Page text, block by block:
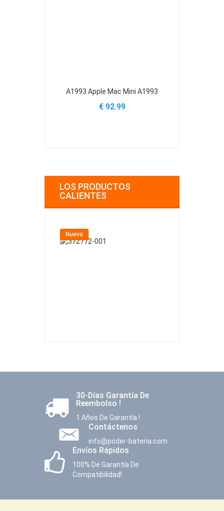
A1993 Apple Mac Mini A1993
€ 92.99
LOS PRODUCTOS
CALIENTES
Nuevo
30-Días Garantía De
Reembolso !
1 Años De Garantía !
Contáctenos
info@poder-bateria.com
Envíos Rápidos
100% De Garantía De
Compatibilidad!